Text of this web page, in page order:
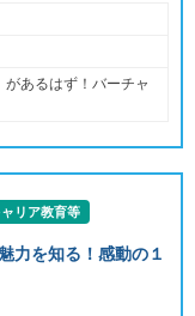
あるはず！バーチャ
リア教育等
力を知る！感動の１